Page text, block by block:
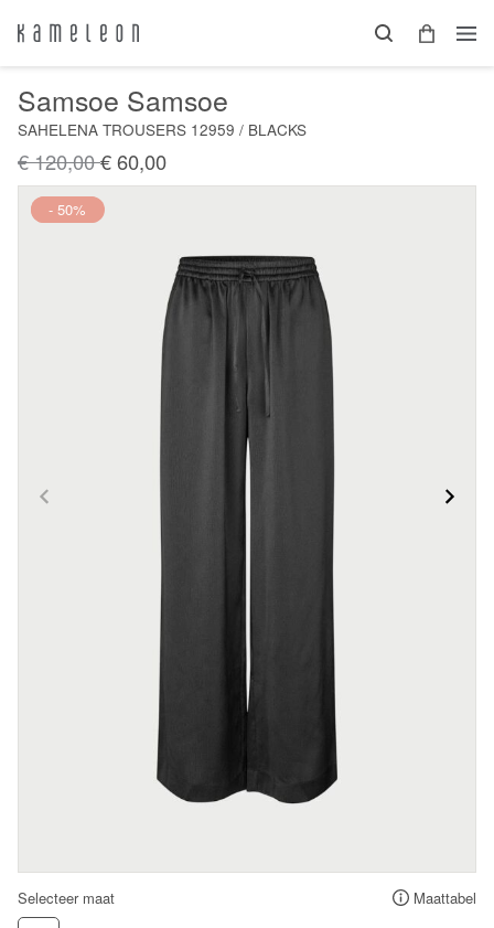
Samsoe Samsoe
SAHELENA TROUSERS 12959 / BLACKS
€ 120,00€ 60,00
Nieuw
- 50%
Selecteer maat Maattabel